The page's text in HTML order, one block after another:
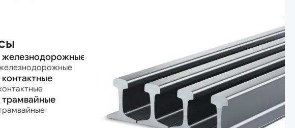
железнодорожные
трамвайные